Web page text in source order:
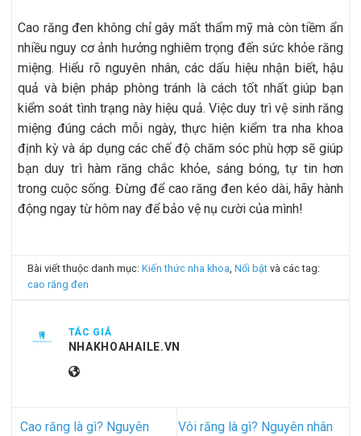
Cao răng đen không chỉ gây mất thẩm mỹ mà còn tiềm ẩn
nhiều nguy cơ ảnh hưởng nghiêm trọng đến sức khỏe răng
miệng. Hiểu rõ nguyên nhân, các dấu hiệu nhận biết, hậu
quả và biện pháp phòng tránh là cách tốt nhất giúp bạn
kiểm soát tình trạng này hiệu quả. Việc duy trì vệ sinh răng
miệng đúng cách mỗi ngày, thực hiện kiểm tra nha khoa
định kỳ và áp dụng các chế độ chăm sóc phù hợp sẽ giúp
bạn duy trì hàm răng chắc khỏe, sáng bóng, tự tin hơn
trong cuộc sống. Đừng để cao răng đen kéo dài, hãy hành
động ngay từ hôm nay để bảo vệ nụ cười của mình!
Bài viết thuộc danh mục:Kiến thức nha khoa,Nổi bật và các tag:
cao răng đen
TÁC GIẢ
NHAKHOAHAILE.VN
Cao răng là gì? Nguyên
Vôi răng là gì? Nguyên nhân